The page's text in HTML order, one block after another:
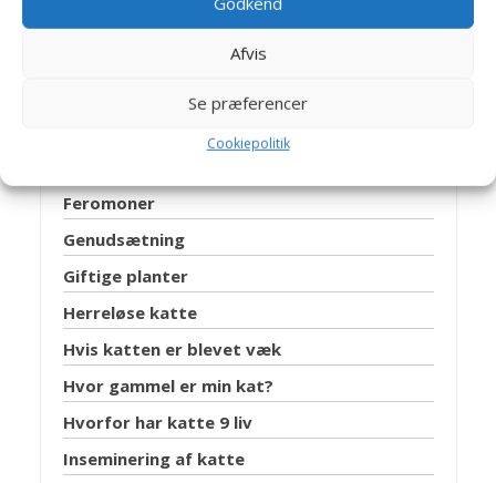
Afvis
Se præferencer
Cookiepolitik
Dansk katteregister
Dyretestamente
Feromoner
Genudsætning
Giftige planter
Herreløse katte
Hvis katten er blevet væk
Hvor gammel er min kat?
Hvorfor har katte 9 liv
Inseminering af katte